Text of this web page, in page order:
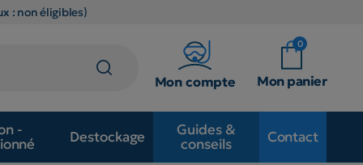
: non éligibles)
Mon compte
0
Mon panier
-
Destockage
Guides &
conseils
Contact